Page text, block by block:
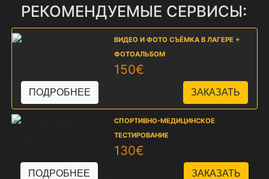
РЕКОМЕНДУЕМЫЕ СЕРВИСЫ:
ВИДЕО И ФОТО СЪЁМКА В ЛАГЕРЕ +
ФОТОАЛЬБОМ
150€
ПОДРОБНЕЕ
СПОРТИВНО-МЕДИЦИНСКОЕ
ТЕСТИРОВАНИЕ
130€
ПОДРОБНЕЕ